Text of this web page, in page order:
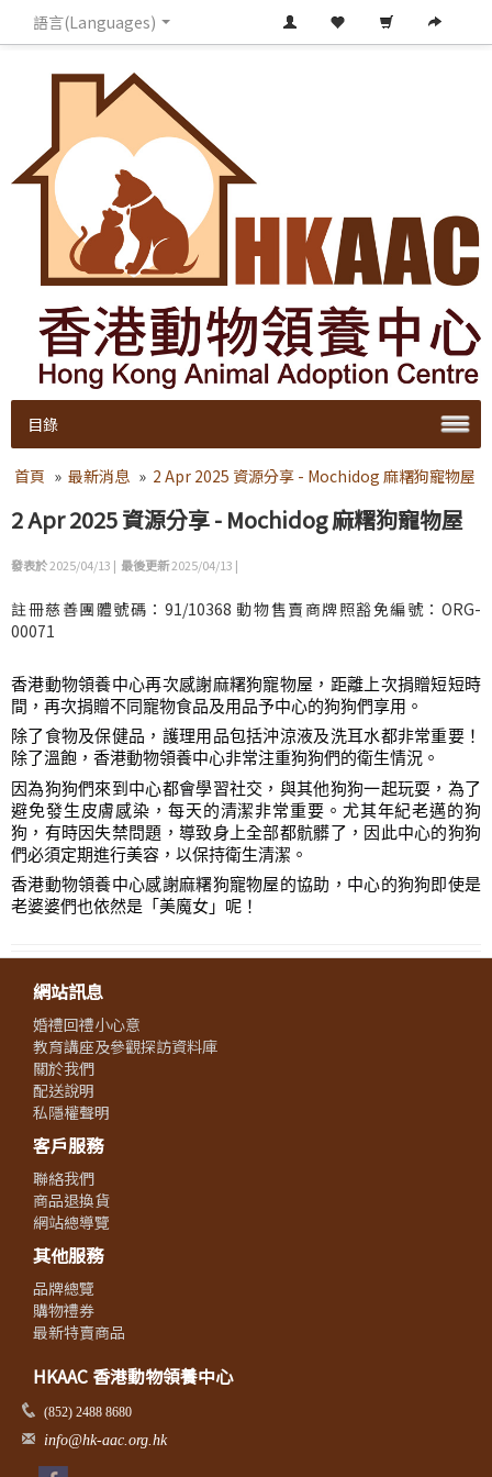
語言(Languages)
目錄
首頁 » 最新消息 » 2 Apr 2025 資源分享 - Mochidog 麻糬狗寵物屋
2 Apr 2025 資源分享 - Mochidog 麻糬狗寵物屋
發表於2025/04/13 | 最後更新2025/04/13 |
註冊慈善團體號碼：91/10368 動物售賣商牌照豁免編號：ORG-
00071
香港動物領養中心再次感謝麻糬狗寵物屋，距離上次捐贈短短時
間，再次捐贈不同寵物食品及用品予中心的狗狗們享用。
除了食物及保健品，護理用品包括沖涼液及洗耳水都非常重要！
除了溫飽，香港動物領養中心非常注重狗狗們的衛生情況。
因為狗狗們來到中心都會學習社交，與其他狗狗一起玩耍，為了
避免發生皮膚感染，每天的清潔非常重要。尤其年紀老邁的狗
狗，有時因失禁問題，導致身上全部都骯髒了，因此中心的狗狗
們必須定期進行美容，以保持衛生清潔。
香港動物領養中心感謝麻糬狗寵物屋的協助，中心的狗狗即使是
老婆婆們也依然是「美魔女」呢！
網站訊息
婚禮回禮小心意
教育講座及參觀探訪資料庫
關於我們
配送說明
私隱權聲明
客戶服務
聯絡我們
商品退換貨
網站總導覽
其他服務
品牌總覽
購物禮券
最新特賣商品
HKAAC 香港動物領養中心
(852) 2488 8680
info@hk-aac.org.hk